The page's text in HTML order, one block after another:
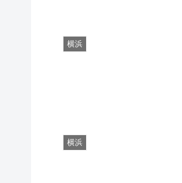
横浜
横浜